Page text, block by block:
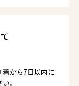
から7日以内に
。